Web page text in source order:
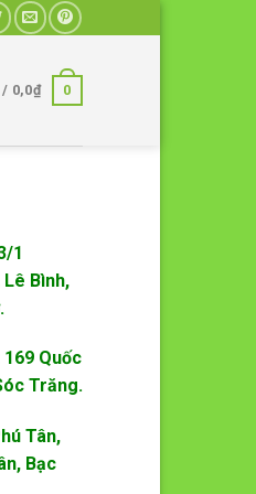
/ 0,0₫ 0
1
Bình,
169 Quốc
Trăng.
Tân,
Bạc